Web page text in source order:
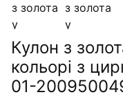
Кулон з
кольорі з
01-